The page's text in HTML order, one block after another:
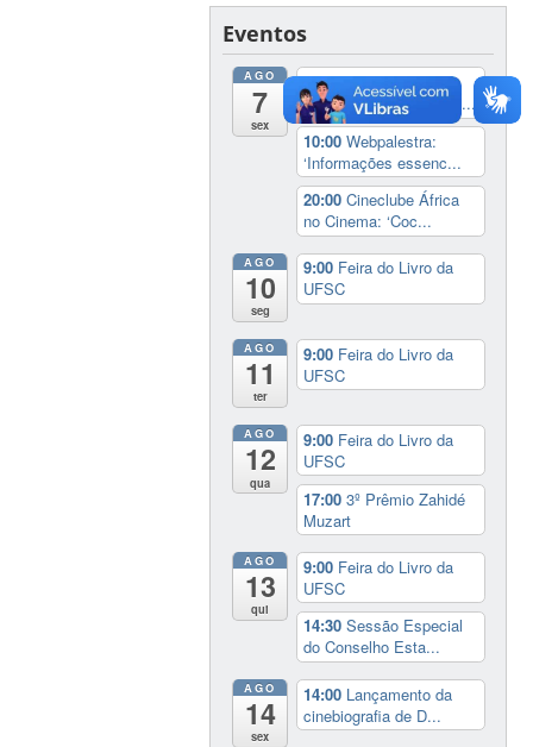
Eventos
AGO
7
sex
8:00Recepção à
Comunidade Internacio...
10:00Webpalestra:
‘Informações essenc...
20:00Cineclube África
no Cinema: ‘Coc...
AGO
10
seg
9:00 Feira do Livro da
UFSC
AGO
11
ter
9:00 Feira do Livro da
UFSC
AGO
12
qua
9:00 Feira do Livro da
UFSC
17:003º Prêmio Zahidé
Muzart
AGO
13
qui
9:00 Feira do Livro da
UFSC
14:30Sessão Especial
do Conselho Esta...
AGO
14
sex
14:00 Lançamento da
cinebiografia de D...